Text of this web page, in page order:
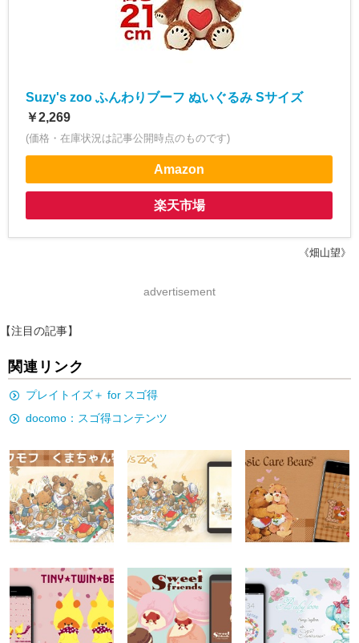
Suzy's zoo ふんわりブーフ ぬいぐるみ Sサイズ
￥2,269
(価格・在庫状況は記事公開時点のものです)
Amazon
楽天市場
《畑山望》
advertisement
【注目の記事】
関連リンク
プレイトイズ＋ for スゴ得
docomo：スゴ得コンテンツ